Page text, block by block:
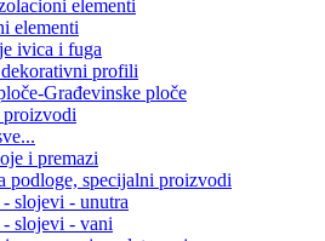
elementi
elementi
ivica i fuga
dekorativni profili
Građevinske ploče
i premazi
podloge, specijalni proizvodi
- slojevi - unutra
- slojevi - vani